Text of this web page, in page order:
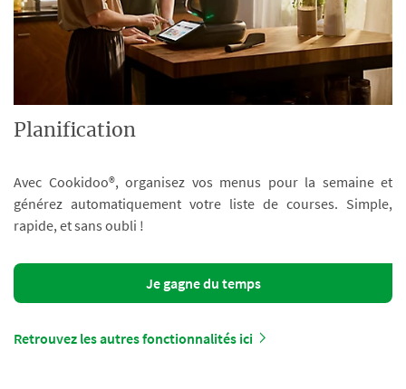
Planification
Avec Cookidoo®, organisez vos menus pour la semaine et
générez automatiquement votre liste de courses. Simple,
rapide, et sans oubli !
Je gagne du temps
Retrouvez les autres fonctionnalités ici